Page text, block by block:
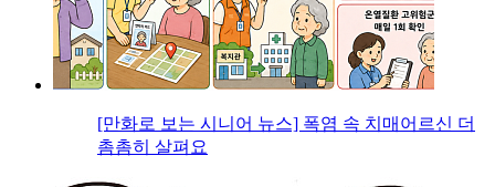
[만화로 보는 시니어 뉴스] 폭염 속 치매어르신 더
촘촘히 살펴요